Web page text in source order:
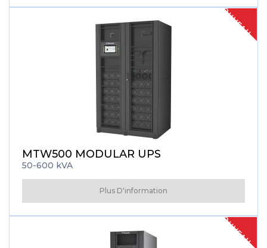
NOUVEAU
MTW500 MODULAR UPS
50-600 kVA
Plus D'information
NOUVEAU